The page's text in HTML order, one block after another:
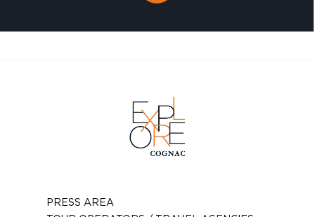
PRESS AREA